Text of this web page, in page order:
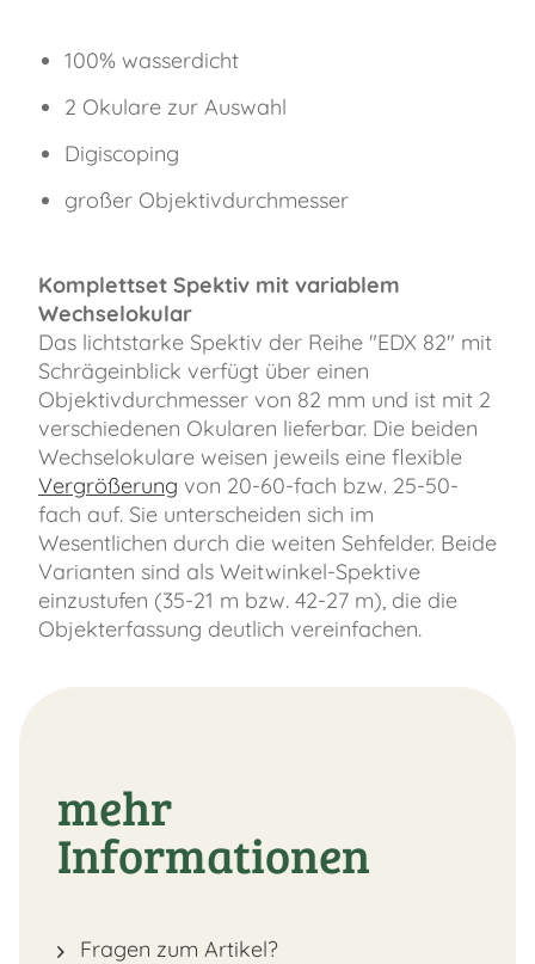
100% wasserdicht
2 Okulare zur Auswahl
Digiscoping
großer Objektivdurchmesser
Komplettset Spektiv mit variablem
Wechselokular
Das lichtstarke Spektiv der Reihe "EDX 82" mit
Schrägeinblick verfügt über einen
Objektivdurchmesser von 82 mm und ist mit 2
verschiedenen Okularen lieferbar. Die beiden
Wechselokulare weisen jeweils eine flexible
Vergrößerung von 20-60-fach bzw. 25-50-
fach auf. Sie unterscheiden sich im
Wesentlichen durch die weiten Sehfelder. Beide
Varianten sind als Weitwinkel-Spektive
einzustufen (35-21 m bzw. 42-27 m), die die
Objekterfassung deutlich vereinfachen.
mehr
Informationen
Fragen zum Artikel?